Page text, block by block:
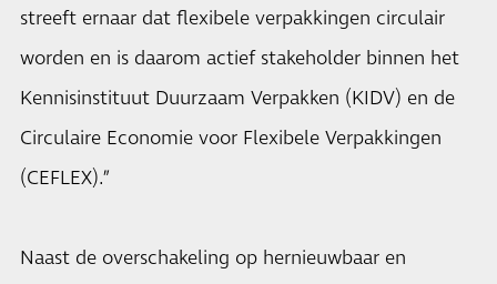
streeft ernaar dat flexibele verpakkingen circulair
worden en is daarom actief stakeholder binnen het
Kennisinstituut Duurzaam Verpakken (KIDV) en de
Circulaire Economie voor Flexibele Verpakkingen
(CEFLEX).”
Naast de overschakeling op hernieuwbaar en